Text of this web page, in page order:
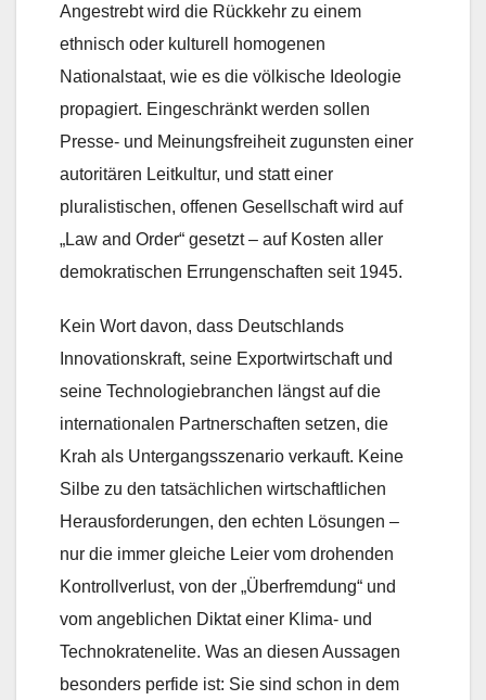
Angestrebt wird die Rückkehr zu einem
ethnisch oder kulturell homogenen
Nationalstaat, wie es die völkische Ideologie
propagiert. Eingeschränkt werden sollen
Presse- und Meinungsfreiheit zugunsten einer
autoritären Leitkultur, und statt einer
pluralistischen, offenen Gesellschaft wird auf
„Law and Order“ gesetzt – auf Kosten aller
demokratischen Errungenschaften seit 1945.
Kein Wort davon, dass Deutschlands
Innovationskraft, seine Exportwirtschaft und
seine Technologiebranchen längst auf die
internationalen Partnerschaften setzen, die
Krah als Untergangsszenario verkauft. Keine
Silbe zu den tatsächlichen wirtschaftlichen
Herausforderungen, den echten Lösungen –
nur die immer gleiche Leier vom drohenden
Kontrollverlust, von der „Überfremdung“ und
vom angeblichen Diktat einer Klima- und
Technokratenelite. Was an diesen Aussagen
besonders perfide ist: Sie sind schon in dem